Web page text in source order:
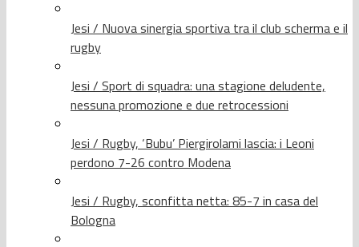
Jesi / Nuova sinergia sportiva tra il club scherma e il
rugby
Jesi / Sport di squadra: una stagione deludente,
nessuna promozione e due retrocessioni
Jesi / Rugby, ‘Bubu’ Piergirolami lascia: i Leoni
perdono 7-26 contro Modena
Jesi / Rugby, sconfitta netta: 85-7 in casa del
Bologna